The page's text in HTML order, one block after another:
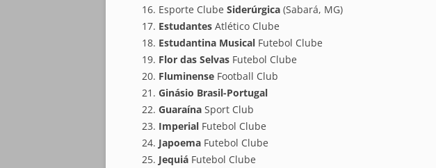
Esporte Clube Siderúrgica (Sabará, MG)
Estudantes Atlético Clube
Estudantina Musical Futebol Clube
Flor das Selvas Futebol Clube
Fluminense Football Club
Ginásio Brasil-Portugal
Guaraína Sport Club
Imperial Futebol Clube
Japoema Futebol Clube
Jequiá Futebol Clube